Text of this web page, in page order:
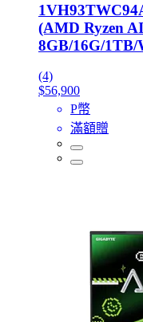
(AMD Ryzen
8GB/16G/1TB/
(4)
$56,900
P幣
滿額贈